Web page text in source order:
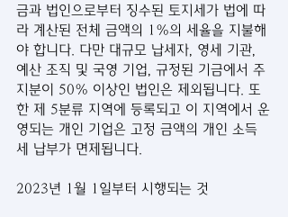
금과 법인으로부터 징수된 토지세가 법에 따
라 계산된 전체 금액의 1%의 세율을 지불해
야 합니다. 다만 대규모 납세자, 영세 기관,
예산 조직 및 국영 기업, 규정된 기금에서 주
지분이 50% 이상인 법인은 제외됩니다. 또
한 제 5분류 지역에 등록되고 이 지역에서 운
영되는 개인 기업은 고정 금액의 개인 소득
세 납부가 면제됩니다.
2023년 1월 1일부터 시행되는 것